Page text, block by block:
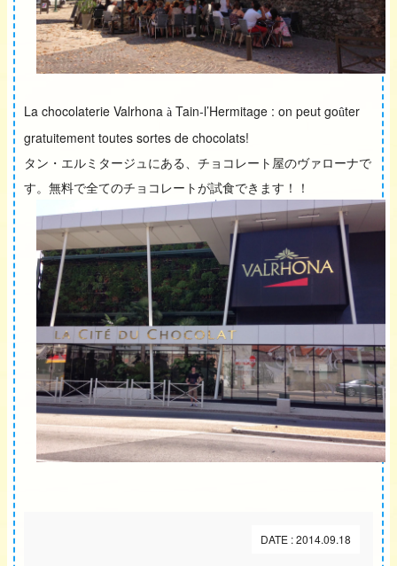
La chocolaterie Valrhona à Tain-l’Hermitage : on peut goûter
gratuitement toutes sortes de chocolats!
タン・エルミタージュにある、チョコレート屋のヴァローナで
す。無料で全てのチョコレートが試食できます！！
DATE : 2014.09.18